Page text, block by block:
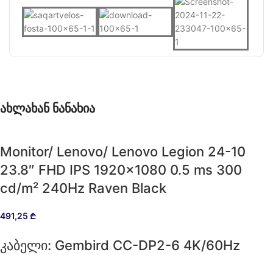
ახლახან ნანახია
Monitor/ Lenovo/ Lenovo Legion 24-10
23.8″ FHD IPS 1920×1080 0.5 ms 300
cd/m² 240Hz Raven Black
491,25 ₾
კაბელი: Gembird CC-DP2-6 4K/60Hz